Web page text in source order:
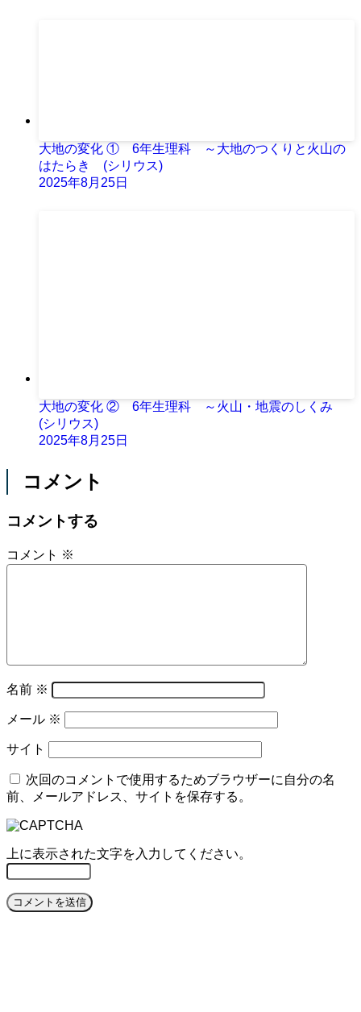
大地の変化 ① 6年生理科 ～大地のつくりと火山の
はたらき (シリウス)
2025年8月25日
大地の変化 ② 6年生理科 ～火山・地震のしくみ
(シリウス)
2025年8月25日
コメント
コメントする
コメント ※
名前 ※
メール ※
サイト
次回のコメントで使用するためブラウザーに自分の名
前、メールアドレス、サイトを保存する。
上に表示された文字を入力してください。